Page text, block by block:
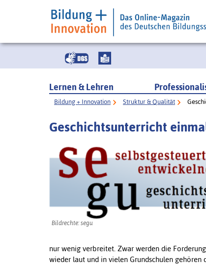
Lernen & Lehren
Bildung + Innovation Struktur & Qualität
Geschichtsunterricht
Bildrechte: segu
nur wenig verbreitet. Zwar werden die
wieder laut und in vielen Grundschulen